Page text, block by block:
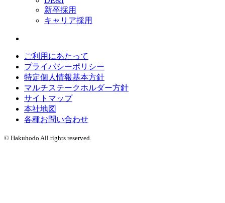
新卒採用
キャリア採用
ご利用にあたって
プライバシーポリシー
特定個人情報基本方針
マルチステークホルダー方針
サイトマップ
本社地図
各種お問い合わせ
© Hakuhodo All rights reserved.